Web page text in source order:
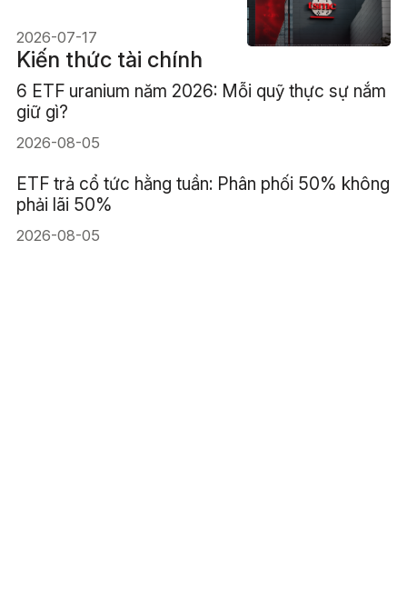
2026-07-17
Kiến thức tài chính
6 ETF uranium năm 2026: Mỗi quỹ thực sự nắm
giữ gì?
2026-08-05
ETF trả cổ tức hằng tuần: Phân phối 50% không
phải lãi 50%
2026-08-05